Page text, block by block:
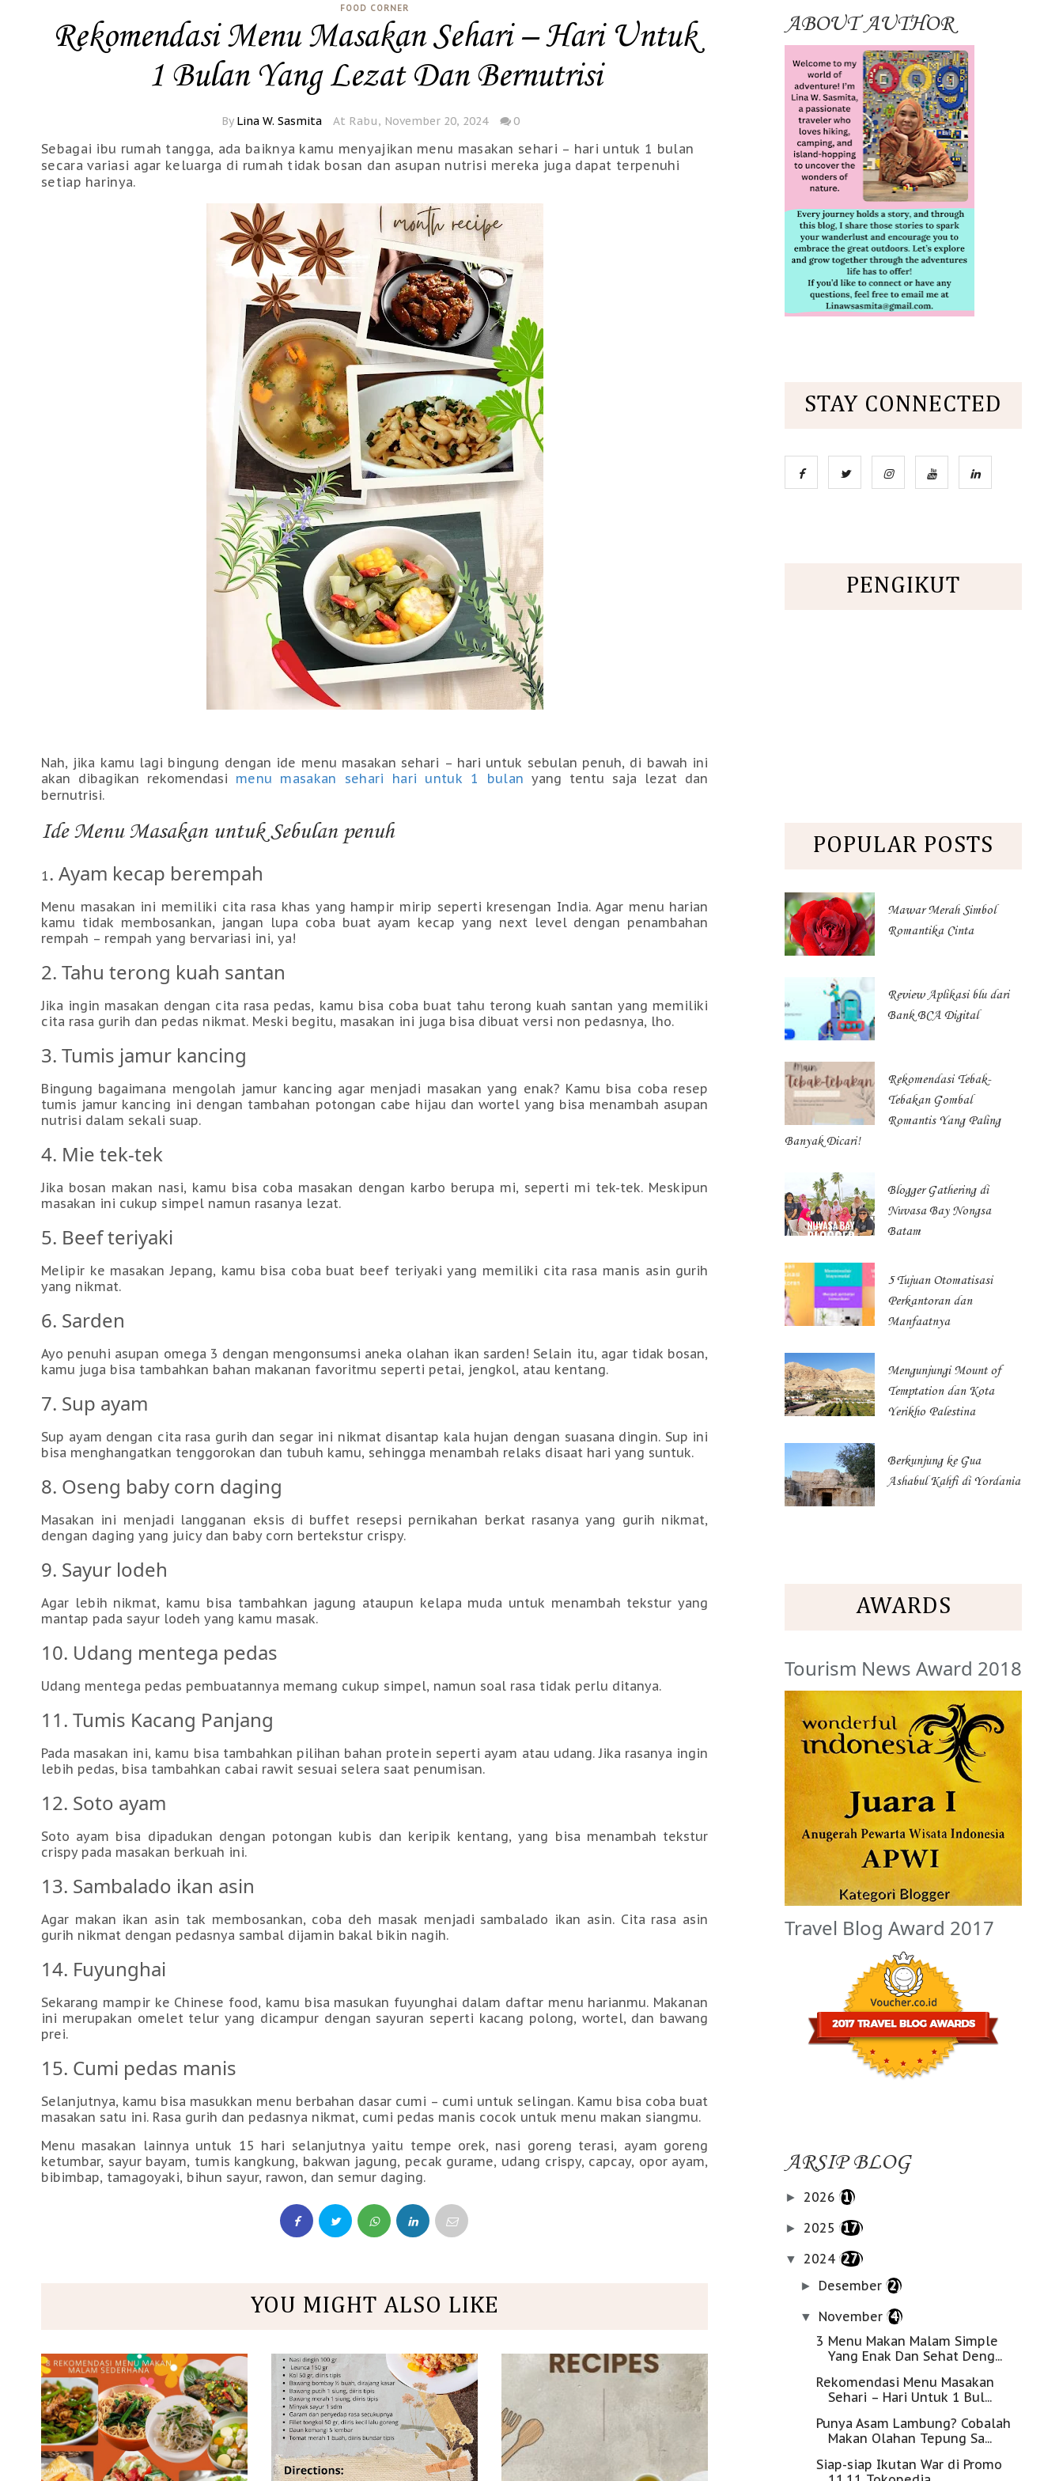
FOOD CORNER
Rekomendasi Menu Masakan Sehari – Hari Untuk
1 Bulan Yang Lezat Dan Bernutrisi
By Lina W. Sasmita At Rabu, November 20, 2024 0
Sebagai ibu rumah tangga, ada baiknya kamu menyajikan menu masakan sehari – hari untuk 1 bulan
secara variasi agar keluarga di rumah tidak bosan dan asupan nutrisi mereka juga dapat terpenuhi
setiap harinya.
Nah, jika kamu lagi bingung dengan ide menu masakan sehari – hari untuk sebulan penuh, di bawah ini
akan dibagikan rekomendasi menu masakan sehari hari untuk 1 bulan yang tentu saja lezat dan
bernutrisi.
Ide Menu Masakan untuk Sebulan penuh
1. Ayam kecap berempah
Menu masakan ini memiliki cita rasa khas yang hampir mirip seperti kresengan India. Agar menu harian
kamu tidak membosankan, jangan lupa coba buat ayam kecap yang next level dengan penambahan
rempah – rempah yang bervariasi ini, ya!
2. Tahu terong kuah santan
Jika ingin masakan dengan cita rasa pedas, kamu bisa coba buat tahu terong kuah santan yang memiliki
cita rasa gurih dan pedas nikmat. Meski begitu, masakan ini juga bisa dibuat versi non pedasnya, lho.
3. Tumis jamur kancing
Bingung bagaimana mengolah jamur kancing agar menjadi masakan yang enak? Kamu bisa coba resep
tumis jamur kancing ini dengan tambahan potongan cabe hijau dan wortel yang bisa menambah asupan
nutrisi dalam sekali suap.
4. Mie tek-tek
Jika bosan makan nasi, kamu bisa coba masakan dengan karbo berupa mi, seperti mi tek-tek. Meskipun
masakan ini cukup simpel namun rasanya lezat.
5. Beef teriyaki
Melipir ke masakan Jepang, kamu bisa coba buat beef teriyaki yang memiliki cita rasa manis asin gurih
yang nikmat.
6. Sarden
Ayo penuhi asupan omega 3 dengan mengonsumsi aneka olahan ikan sarden! Selain itu, agar tidak bosan,
kamu juga bisa tambahkan bahan makanan favoritmu seperti petai, jengkol, atau kentang.
7. Sup ayam
Sup ayam dengan cita rasa gurih dan segar ini nikmat disantap kala hujan dengan suasana dingin. Sup ini
bisa menghangatkan tenggorokan dan tubuh kamu, sehingga menambah relaks disaat hari yang suntuk.
8. Oseng baby corn daging
Masakan ini menjadi langganan eksis di buffet resepsi pernikahan berkat rasanya yang gurih nikmat,
dengan daging yang juicy dan baby corn bertekstur crispy.
9. Sayur lodeh
Agar lebih nikmat, kamu bisa tambahkan jagung ataupun kelapa muda untuk menambah tekstur yang
mantap pada sayur lodeh yang kamu masak.
10. Udang mentega pedas
Udang mentega pedas pembuatannya memang cukup simpel, namun soal rasa tidak perlu ditanya.
11. Tumis Kacang Panjang
Pada masakan ini, kamu bisa tambahkan pilihan bahan protein seperti ayam atau udang. Jika rasanya ingin
lebih pedas, bisa tambahkan cabai rawit sesuai selera saat penumisan.
12. Soto ayam
Soto ayam bisa dipadukan dengan potongan kubis dan keripik kentang, yang bisa menambah tekstur
crispy pada masakan berkuah ini.
13. Sambalado ikan asin
Agar makan ikan asin tak membosankan, coba deh masak menjadi sambalado ikan asin. Cita rasa asin
gurih nikmat dengan pedasnya sambal dijamin bakal bikin nagih.
14. Fuyunghai
Sekarang mampir ke Chinese food, kamu bisa masukan fuyunghai dalam daftar menu harianmu. Makanan
ini merupakan omelet telur yang dicampur dengan sayuran seperti kacang polong, wortel, dan bawang
prei.
15. Cumi pedas manis
Selanjutnya, kamu bisa masukkan menu berbahan dasar cumi – cumi untuk selingan. Kamu bisa coba buat
masakan satu ini. Rasa gurih dan pedasnya nikmat, cumi pedas manis cocok untuk menu makan siangmu.
Menu masakan lainnya untuk 15 hari selanjutnya yaitu tempe orek, nasi goreng terasi, ayam goreng
ketumbar, sayur bayam, tumis kangkung, bakwan jagung, pecak gurame, udang crispy, capcay, opor ayam,
bibimbap, tamagoyaki, bihun sayur, rawon, dan semur daging.
YOU MIGHT ALSO LIKE
ABOUT AUTHOR
STAY CONNECTED
PENGIKUT
POPULAR POSTS
Mawar Merah Simbol
Romantika Cinta
Review Aplikasi blu dari
Bank BCA Digital
Rekomendasi Tebak-
Tebakan Gombal
Romantis Yang Paling
Banyak Dicari!
Blogger Gathering di
Nuvasa Bay Nongsa
Batam
5 Tujuan Otomatisasi
Perkantoran dan
Manfaatnya
Mengunjungi Mount of
Temptation dan Kota
Yerikho Palestina
Berkunjung ke Gua
Ashabul Kahfi di Yordania
AWARDS
Tourism News Award 2018
Travel Blog Award 2017
ARSIP BLOG
► 2026 (1)
► 2025 (17)
▼ 2024 (27)
► Desember(2)
▼ November(4)
3 Menu Makan Malam Simple
Yang Enak Dan Sehat Deng...
Rekomendasi Menu Masakan
Sehari – Hari Untuk 1 Bul...
Punya Asam Lambung? Cobalah
Makan Olahan Tepung Sa...
Siap-siap Ikutan War di Promo